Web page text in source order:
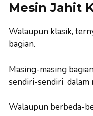
Mesin Jahit
Walaupun klasik,
bagian.
Masing-masing
sendiri-sendiri dalam
Walaupun berbeda-